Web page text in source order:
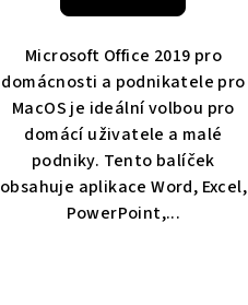
Levně, Doprava zdarma
Levně, Doprava zdarma
Levně, Doprava zdarma
Microsoft Office 2019 pro
domácnosti a podnikatele pro
MacOS je ideální volbou pro
domácí uživatele a malé
podniky. Tento balíček
obsahuje aplikace Word, Excel,
PowerPoint,...